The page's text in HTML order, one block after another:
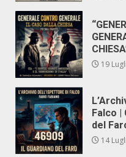
19
Falco |
del
14